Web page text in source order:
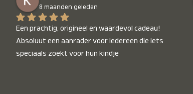
8 maanden geleden
Een prachtig, origineel en waardevol cadeau!
Absoluut een aanrader voor iedereen die iets
speciaals zoekt voor hun kindje